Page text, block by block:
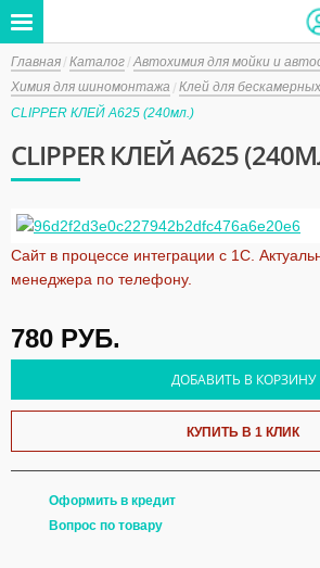
Главная Каталог Автохимия для мойки и
Химия для шиномонтажа
Клей для
CLIPPER КЛЕЙ A625 (240мл.)
CLIPPER КЛЕЙ A625
Сайт в процессе интеграции с 1С.
менеджера по телефону.
780 РУБ.
ДОБАВИТЬ В КОРЗИНУ
КУПИТЬ В 1 КЛИК
Оформить в кредит
Вопрос по товару